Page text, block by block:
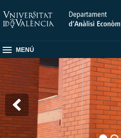
MENÚ